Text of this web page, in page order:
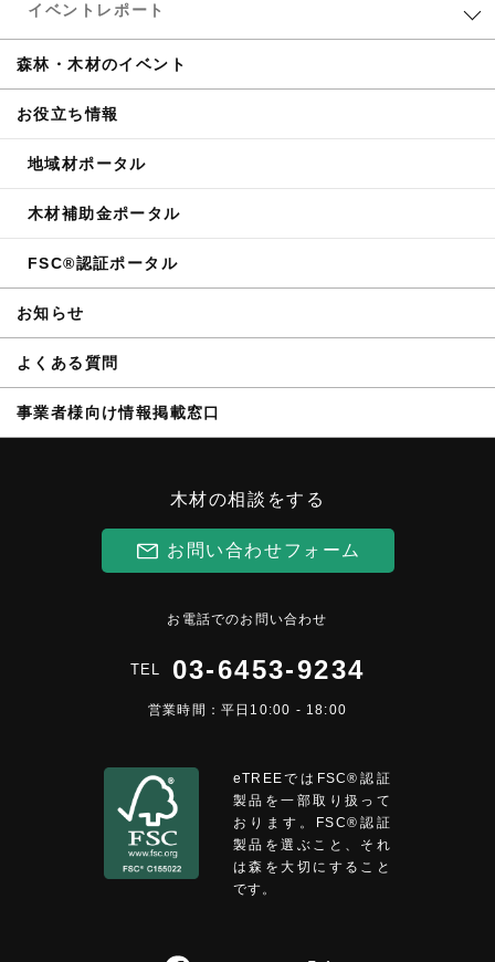
イベントレポート
森林・木材のイベント
お役立ち情報
地域材ポータル
木材補助金ポータル
FSC®認証ポータル
お知らせ
よくある質問
事業者様向け情報掲載窓口
木材の相談をする
お問い合わせフォーム
お電話でのお問い合わせ
TEL 03-6453-9234
営業時間：平日10:00 - 18:00
eTREEではFSC®︎認証
製品を一部取り扱って
おります。FSC®認証
製品を選ぶこと、それ
は森を大切にすること
です。